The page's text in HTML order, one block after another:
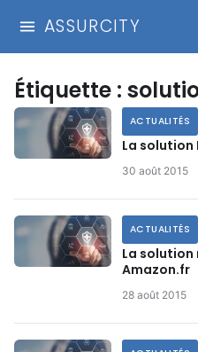
ASSURCITY
Étiquette :
ACTUALITÉS
La solution
30 août 2015
ACTUALITÉS
La
Amazon.fr
28 août 2015